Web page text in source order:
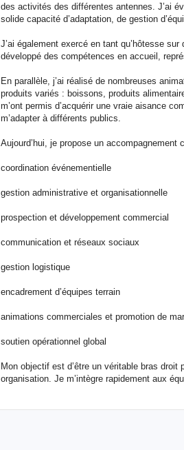
des activités des différentes antennes. J’ai
solide capacité d’adaptation, de gestion
J’ai également exercé en tant qu’hôtesse
développé des compétences en accueil,
En parallèle, j’ai réalisé de nombreuses
produits variés : boissons, produits
m’ont permis d’acquérir une vraie aisance
m’adapter à différents publics.
Aujourd’hui, je propose un accompagnement
coordination événementielle
gestion administrative et organisationnelle
prospection et développement commercial
communication et réseaux sociaux
gestion logistique
encadrement d’équipes terrain
animations commerciales et promotion de
soutien opérationnel global
Mon objectif est d’être un véritable bras
organisation. Je m’intègre rapidement aux